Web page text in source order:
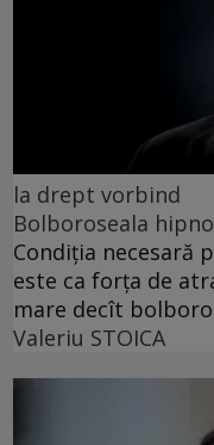
la drept vorbind
Bolboroseala
Condiția necesară
este ca forța de
mare decît
Valeriu STOICA